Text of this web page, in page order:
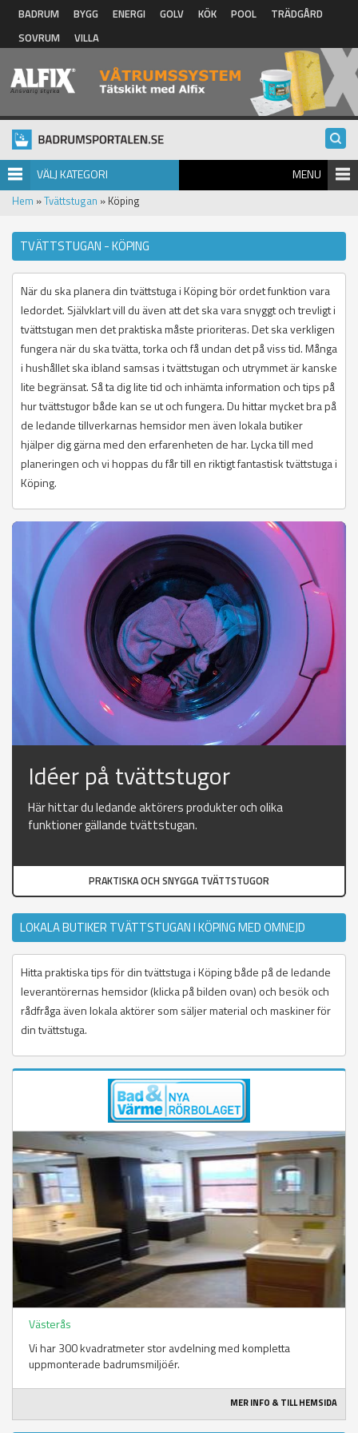
Hoppa till huvudinnehåll
BADRUM BYGG ENERGI GOLV KÖK POOL
TRÄDGÅRD
SOVRUM
VILLA
VÄLJ KATEGORI MENU
Hem »Tvättstugan » Köping
TVÄTTSTUGAN - KÖPING
När du ska planera din tvättstuga i Köping bör ordet funktion vara
ledordet. Självklart vill du även att det ska vara snyggt och trevligt i
tvättstugan men det praktiska måste prioriteras. Det ska verkligen
fungera när du ska tvätta, torka och få undan det på viss tid. Många
i hushållet ska ibland samsas i tvättstugan och utrymmet är kanske
lite begränsat. Så ta dig lite tid och inhämta information och tips på
hur tvättstugor både kan se ut och fungera. Du hittar mycket bra på
de ledande tillverkarnas hemsidor men även lokala butiker
hjälper dig gärna med den erfarenheten de har. Lycka till med
planeringen och vi hoppas du får till en riktigt fantastisk tvättstuga i
Köping.
Idéer på tvättstugor
Här hittar du ledande aktörers produkter och olika
funktioner gällande tvättstugan.
PRAKTISKA OCH SNYGGA TVÄTTSTUGOR
LOKALA BUTIKER TVÄTTSTUGAN I KÖPING MED OMNEJD
Hitta praktiska tips för din tvättstuga i Köping både på de ledande
leverantörernas hemsidor (klicka på bilden ovan) och besök och
rådfråga även lokala aktörer som säljer material och maskiner för
din tvättstuga.
Västerås
Vi har 300 kvadratmeter stor avdelning med kompletta
uppmonterade badrumsmiljöér.
MER INFO & TILL HEMSIDA